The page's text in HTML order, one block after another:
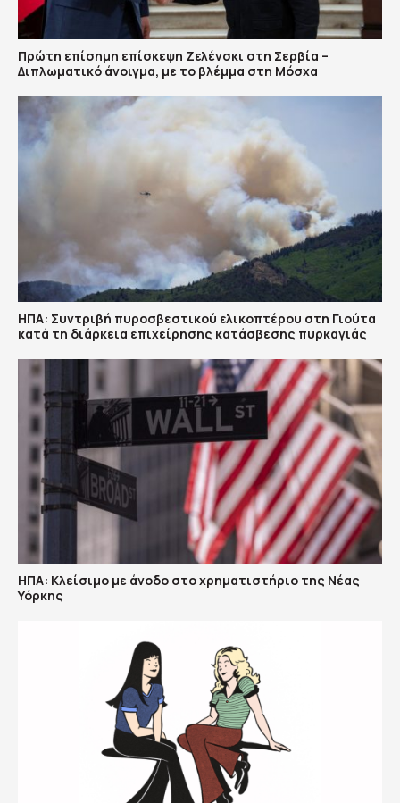
Πρώτη επίσημη επίσκεψη Ζελένσκι στη Σερβία –
Διπλωματικό άνοιγμα, με το βλέμμα στη Μόσχα
ΗΠΑ: Συντριβή πυροσβεστικού ελικοπτέρου στη Γιούτα
κατά τη διάρκεια επιχείρησης κατάσβεσης πυρκαγιάς
ΗΠΑ: Κλείσιμο με άνοδο στο χρηματιστήριο της Νέας
Υόρκης